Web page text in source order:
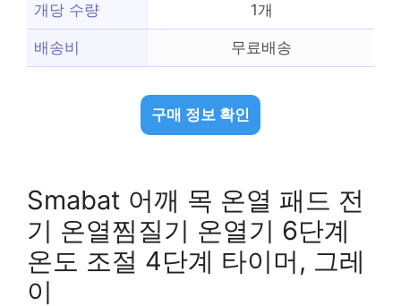
개당 수량 1개
배송비 무료배송
구매 정보 확인
Smabat 어깨 목 온열 패드 전
기 온열찜질기 온열기 6단계
온도 조절 4단계 타이머, 그레
이